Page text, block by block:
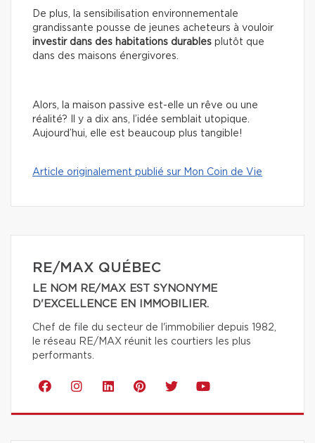
De plus, la sensibilisation environnementale
grandissante pousse de jeunes acheteurs à vouloir
investir dans des habitations durables plutôt que
dans des maisons énergivores.
Alors, la maison passive est-elle un rêve ou une
réalité?
Il y a dix ans, l’idée semblait utopique.
Aujourd’hui, elle est beaucoup plus tangible!
Article originalement publié sur Mon Coin de Vie
RE/MAX QUÉBEC
LE NOM RE/MAX EST SYNONYME
D'EXCELLENCE EN IMMOBILIER.
Chef de file du secteur de l'immobilier depuis 1982,
le réseau RE/MAX réunit les courtiers les plus
performants.